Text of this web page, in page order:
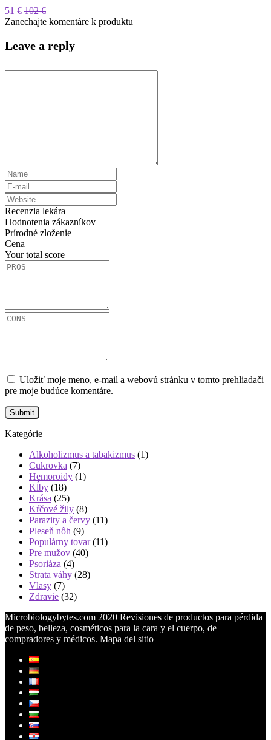
51 € 102 €
Zanechajte komentáre k produktu
Leave a reply
Recenzia lekára
Hodnotenia zákazníkov
Prírodné zloženie
Cena
Your total score
Uložiť moje meno, e-mail a webovú stránku v tomto prehliadači
pre moje budúce komentáre.
Kategórie
Alkoholizmus a tabakizmus (1)
Cukrovka (7)
Hemoroidy (1)
Kĺby (18)
Krása (25)
Kŕčové žily (8)
Parazity a červy (11)
Pleseň nôh (9)
Populárny tovar(11)
Pre mužov (40)
Psoriáza (4)
Strata váhy (28)
Vlasy (7)
Zdravie (32)
Microbiologybytes.com 2020 Revisiones de productos para pérdida
de peso, belleza, cosméticos para la cara y el cuerpo, de
compradores y médicos. Mapa del sitio